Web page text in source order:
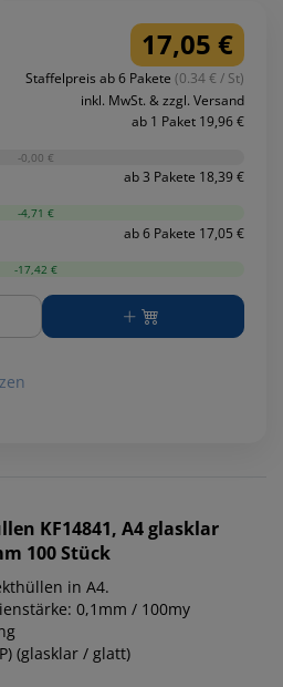
17,05 €
Staffelpreis ab 6 Pakete (0.34 € / St)
inkl. MwSt. & zzgl. Versand
ab 1 Paket 19,96 €
-0,00 €
ab 3 Pakete 18,39 €
-4,71 €
ab 6 Pakete 17,05 €
-17,42 €
KF14841, A4 glasklar
100 Stück
in A4.
0,1mm / 100my
(glasklar / glatt)